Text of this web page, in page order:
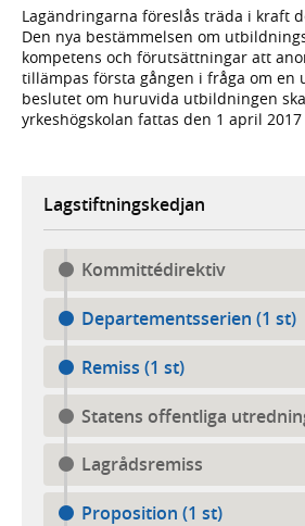
Lagändringarna föreslås träda i kraft
Den nya bestämmelsen om
kompetens och förutsättningar att
tillämpas första gången i fråga om en
beslutet om huruvida utbildningen
yrkeshögskolan fattas den 1 april
Lagstiftningskedjan
Kommittédirektiv
Departementsserien (1 st)
Remiss (1 st)
Statens offentliga
Lagrådsremiss
Proposition (1 st)